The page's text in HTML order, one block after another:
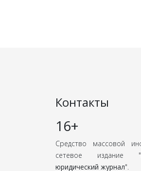
Контакты
16+
Средство массовой
сетевое издание "
юридический журнал".